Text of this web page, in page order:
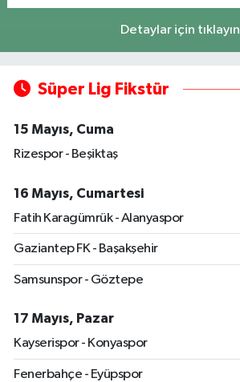
Detaylar için tıklayın
Süper Lig Fikstür
15 Mayıs, Cuma
Rizespor - Beşiktaş
16 Mayıs, Cumartesi
Fatih Karagümrük - Alanyaspor
Gaziantep FK - Başakşehir
Samsunspor - Göztepe
17 Mayıs, Pazar
Kayserispor - Konyaspor
Fenerbahçe - Eyüpspor